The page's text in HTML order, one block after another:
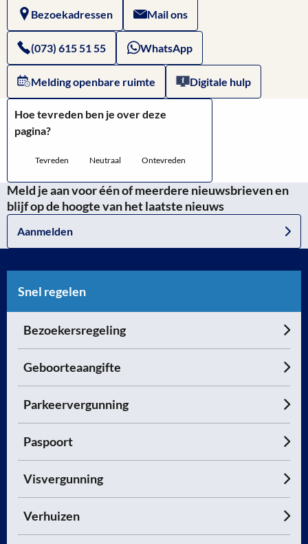
het
WOZ-
waardeloket
Bezoekadressen Mail ons
(073) 615 51 55 WhatsApp
Melding openbare ruimte Digitale hulp
Hoe tevreden ben je over deze
pagina?
Tevreden Neutraal Ontevreden
Meld je aan voor één of meerdere nieuwsbrieven en
blijf op de hoogte van het laatste nieuws
Aanmelden
Snel regelen
Bezoekersregeling
Geboorteaangifte
Parkeervergunning
Paspoort
Visvergunning
Verhuizen